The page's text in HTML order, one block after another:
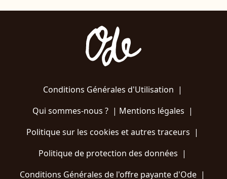
Conditions Générales d'Utilisation |
Qui sommes-nous ?| Mentions légales |
Politique sur les cookies et autres traceurs |
Politique de protection des données |
Conditions Générales de l'offre payante d'Ode |